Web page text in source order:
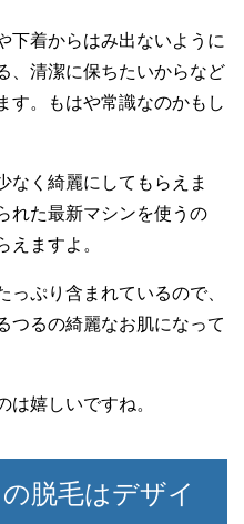
下着からはみ出ないように
、清潔に保ちたいからなど
す。もはや常識なのかもし
なく綺麗にしてもらえま
れた最新マシンを使うの
えますよ。
ぷり含まれているので、
つるの綺麗なお肌になって
は嬉しいですね。
脱毛はデザイ